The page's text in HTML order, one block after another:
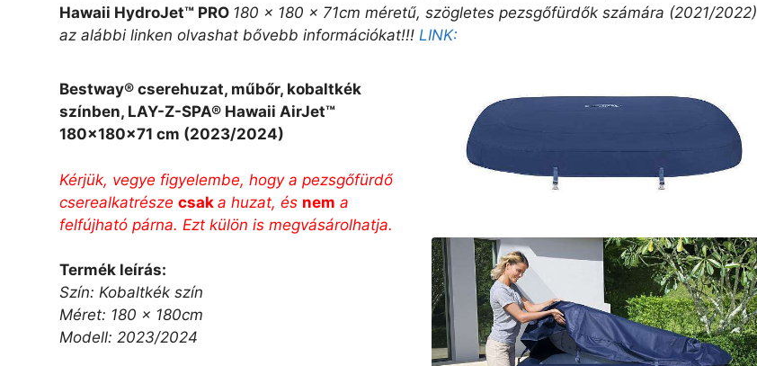
Hawaii HydroJet™ PRO 180 x 180 x 71cm méretű, szögletes pezsgőfürdők számára (2021/2022)
az alábbi linken olvashat bővebb információkat!!! LINK:
Bestway® cserehuzat, műbőr, kobaltkék
színben, LAY-Z-SPA® Hawaii AirJet™
180x180x71 cm (2023/2024)
Kérjük, vegye figyelembe, hogy a pezsgőfürdő
cserealkatrésze csak a huzat, és nem a
felfújható párna. Ezt külön is megvásárolhatja.
Termék leírás:
Szín: Kobaltkék szín
Méret: 180 x 180cm
Modell: 2023/2024